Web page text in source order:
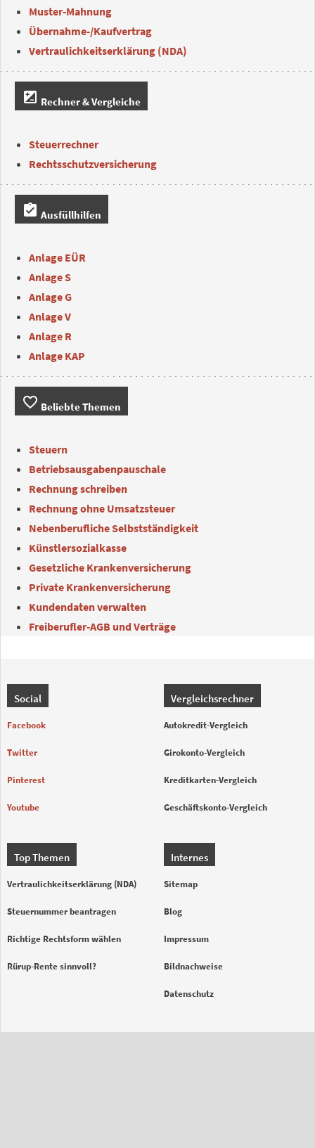
Muster-Mahnung
Übernahme-/Kaufvertrag
Vertraulichkeitserklärung (NDA)
iso Rechner & Vergleiche
Steuerrechner
Rechtsschutzversicherung
assignment_turned_in Ausfüllhilfen
Anlage EÜR
Anlage S
Anlage G
Anlage V
Anlage R
Anlage KAP
favorite_border Beliebte Themen
Steuern
Betriebsausgabenpauschale
Rechnung schreiben
Rechnung ohne Umsatzsteuer
Nebenberufliche Selbstständigkeit
Künstlersozialkasse
Gesetzliche Krankenversicherung
Private Krankenversicherung
Kundendaten verwalten
Freiberufler-AGB und Verträge
Social
Facebook
Twitter
Pinterest
Youtube
Vergleichsrechner
Autokredit-Vergleich
Girokonto-Vergleich
Kreditkarten-Vergleich
Geschäftskonto-Vergleich
Top Themen
Vertraulichkeitserklärung (NDA)
Steuernummer beantragen
Richtige Rechtsform wählen
Rürup-Rente sinnvoll?
Internes
Sitemap
Blog
Impressum
Bildnachweise
Datenschutz